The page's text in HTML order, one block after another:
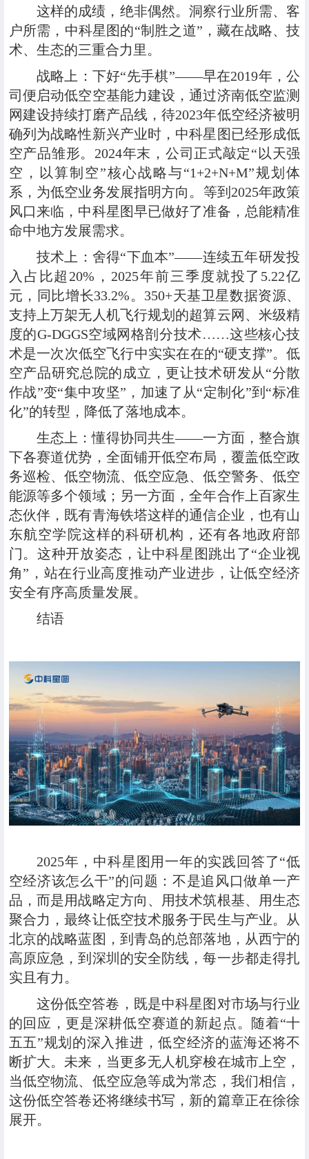
这样的成绩，绝非偶然。洞察行业所需、客
户所需，中科星图的“制胜之道”，藏在战略、技
术、生态的三重合力里。
战略上 ： 下好“先手棋”——早在2019年，公
司便启动低空空基能力建设，通过济南低空监测
网建设持续打磨产品线，待2023年低空经济被明
确列为战略性新兴产业时，中科星图已经形成低
空产品雏形。2024年末，公司正式敲定“以天强
空，以算制空”核心战略与“1+2+N+M”规划体
系，为低空业务发展指明方向。等到2025年政策
风口来临，中科星图早已做好了准备，总能精准
命中地方发展需求。
技术上 ： 舍得“下血本”——连续五年研发投
入占比超20%，2025年前三季度就投了5.22亿
元，同比增长33.2%。350+天基卫星数据资源、
支持上万架无人机飞行规划的超算云网、米级精
度的G-DGGS空域网格剖分技术……这些核心技
术是一次次低空飞行中实实在在的“硬支撑”。低
空产品研究总院的成立，更让技术研发从“分散
作战”变“集中攻坚”，加速了从“定制化”到“标准
化”的转型，降低了落地成本。
生态上 ：懂得协同共生——一方面，整合旗
下各赛道优势，全面铺开低空布局，覆盖低空政
务巡检、低空物流、低空应急、低空警务、低空
能源等多个领域；另一方面，全年合作上百家生
态伙伴，既有青海铁塔这样的通信企业，也有山
东航空学院这样的科研机构，还有各地政府部
门。这种开放姿态，让中科星图跳出了“企业视
角”，站在行业高度推动产业进步，让低空经济
安全有序高质量发展。
结语
2025年，中科星图用一年的实践回答了“低
空经济该怎么干”的问题：不是追风口做单一产
品，而是用战略定方向、用技术筑根基、用生态
聚合力，最终让低空技术服务于民生与产业。从
北京的战略蓝图，到青岛的总部落地，从西宁的
高原应急，到深圳的安全防线，每一步都走得扎
实且有力。
这份低空答卷，既是中科星图对市场与行业
的回应，更是深耕低空赛道的新起点。随着“十
五五”规划的深入推进，低空经济的蓝海还将不
断扩大。未来，当更多无人机穿梭在城市上空，
当低空物流、低空应急等成为常态，我们相信，
这份低空答卷还将继续书写，新的篇章正在徐徐
展开。